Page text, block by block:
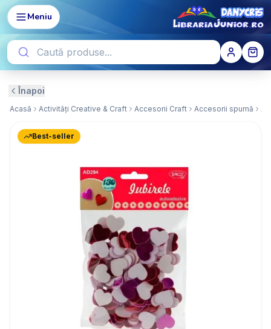
Meniu
Înapoi
Acasă Activități Creative & Craft Accesorii Craft Accesorii spumă
Best-seller